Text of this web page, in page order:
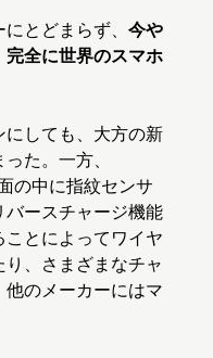
とどまらず、 今や
完全に世界のスマホ
にしても、大方の新
た。一方、
の中に指紋センサ
バースチャージ機能
ことによってワイヤ
、さまざまなチャ
他のメーカーにはマ